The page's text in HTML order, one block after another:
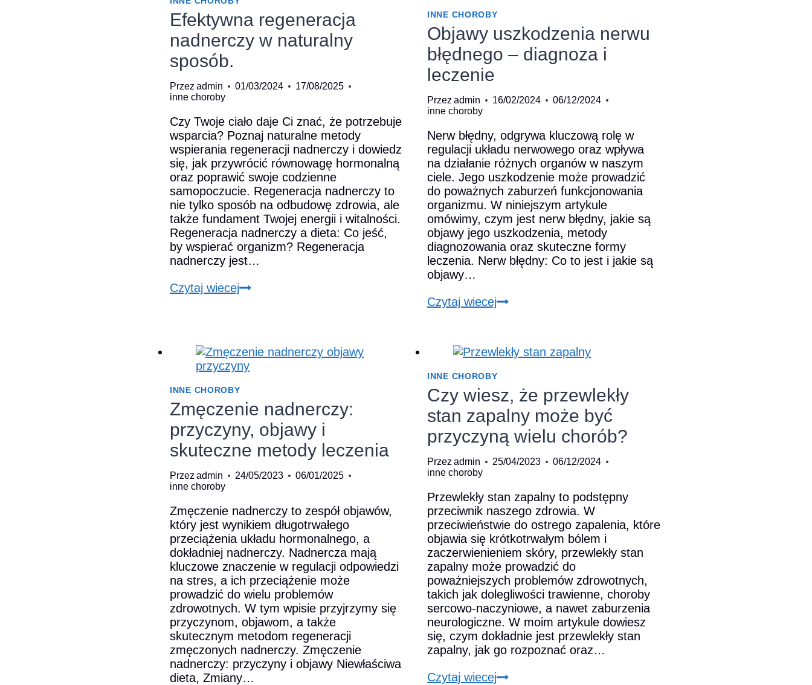
Efektywna regeneracja
nadnerczy w naturalny
sposób.
Przez admin 01/03/2024
17/08/2025
inne choroby
Czy Twoje ciało daje Ci znać, że potrzebuje
wsparcia? Poznaj naturalne metody
wspierania regeneracji nadnerczy i dowiedz
się, jak przywrócić równowagę hormonalną
oraz poprawić swoje codzienne
samopoczucie. Regeneracja nadnerczy to
nie tylko sposób na odbudowę zdrowia, ale
także fundament Twojej energii i witalności.
Regeneracja nadnerczy a dieta: Co jeść,
by wspierać organizm? Regeneracja
nadnerczy jest…
Czytaj wiecejEfektywna
sposób.
INNE CHOROBY
Objawy uszkodzenia nerwu
błędnego – diagnoza i
leczenie
Przez admin 16/02/2024
06/12/2024
inne choroby
Nerw błędny, odgrywa kluczową rolę w
regulacji układu nerwowego oraz wpływa
na działanie różnych organów w naszym
ciele. Jego uszkodzenie może prowadzić
do poważnych zaburzeń funkcjonowania
organizmu. W niniejszym artykule
omówimy, czym jest nerw błędny, jakie są
objawy jego uszkodzenia, metody
diagnozowania oraz skuteczne formy
leczenia. Nerw błędny: Co to jest i jakie są
objawy…
Czytaj wiecejObjawy
–
leczenie
INNE CHOROBY
Zmęczenie nadnerczy:
przyczyny, objawy i
skuteczne metody leczenia
Przez admin 24/05/2023
06/01/2025
inne choroby
Zmęczenie nadnerczy to zespół objawów,
który jest wynikiem długotrwałego
przeciążenia układu hormonalnego, a
dokładniej nadnerczy. Nadnercza mają
kluczowe znaczenie w regulacji odpowiedzi
na stres, a ich przeciążenie może
prowadzić do wielu problemów
zdrowotnych. W tym wpisie przyjrzymy się
przyczynom, objawom, a także
skutecznym metodom regeneracji
zmęczonych nadnerczy. Zmęczenie
nadnerczy: przyczyny i objawy Niewłaściwa
dieta, Zmiany…
INNE CHOROBY
Czy wiesz, że przewlekły
stan zapalny może być
przyczyną wielu chorób?
Przez admin 25/04/2023
06/12/2024
inne choroby
Przewlekły stan zapalny to podstępny
przeciwnik naszego zdrowia. W
przeciwieństwie do ostrego zapalenia, które
objawia się krótkotrwałym bólem i
zaczerwienieniem skóry, przewlekły stan
zapalny może prowadzić do
poważniejszych problemów zdrowotnych,
takich jak dolegliwości trawienne, choroby
sercowo-naczyniowe, a nawet zaburzenia
neurologiczne. W moim artykule dowiesz
się, czym dokładnie jest przewlekły stan
zapalny, jak go rozpoznać oraz…
Czytaj wiecejCzy